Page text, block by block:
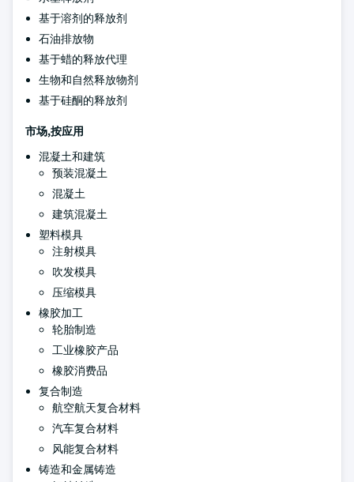
基于溶剂的释放剂
石油排放物
基于蜡的释放代理
生物和自然释放物剂
基于硅酮的释放剂
市场,按应用
混凝土和建筑
预装混凝土
混凝土
建筑混凝土
塑料模具
注射模具
吹发模具
压缩模具
橡胶加工
轮胎制造
工业橡胶产品
橡胶消费品
复合制造
航空航天复合材料
汽车复合材料
风能复合材料
铸造和金属铸造